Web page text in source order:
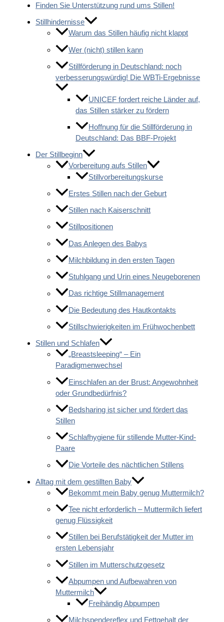
Finden Sie Unterstützung rund ums Stillen!
Stillhindernisse
Warum das Stillen häufig nicht klappt
Wer (nicht) stillen kann
Stillförderung in Deutschland: noch
verbesserungswürdig! Die WBTi-Ergebnisse
UNICEF fordert reiche Länder auf,
das Stillen stärker zu fördern
Hoffnung für die Stillförderung in
Deutschland: Das BBF-Projekt
Der Stillbeginn
Vorbereitung aufs Stillen
Stillvorbereitungskurse
Erstes Stillen nach der Geburt
Stillen nach Kaiserschnitt
Stillpositionen
Das Anlegen des Babys
Milchbildung in den ersten Tagen
Stuhlgang und Urin eines Neugeborenen
Das richtige Stillmanagement
Die Bedeutung des Hautkontakts
Stillschwierigkeiten im Frühwochenbett
Stillen und Schlafen
„Breastsleeping“ – Ein
Paradigmenwechsel
Einschlafen an der Brust: Angewohnheit
oder Grundbedürfnis?
Bedsharing ist sicher und fördert das
Stillen
Schlafhygiene für stillende Mutter-Kind-
Paare
Die Vorteile des nächtlichen Stillens
Alltag mit dem gestillten Baby
Bekommt mein Baby genug Muttermilch?
Tee nicht erforderlich – Muttermilch liefert
genug Flüssigkeit
Stillen bei Berufstätigkeit der Mutter im
ersten Lebensjahr
Stillen im Mutterschutzgesetz
Abpumpen und Aufbewahren von
Muttermilch
Freihändig Abpumpen
Milchspendereflex und Fettgehalt der